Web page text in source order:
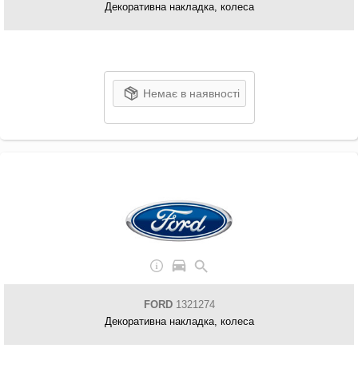
Декоративна накладка, колеса
Немає в наявності
FORD1321274
Декоративна накладка, колеса